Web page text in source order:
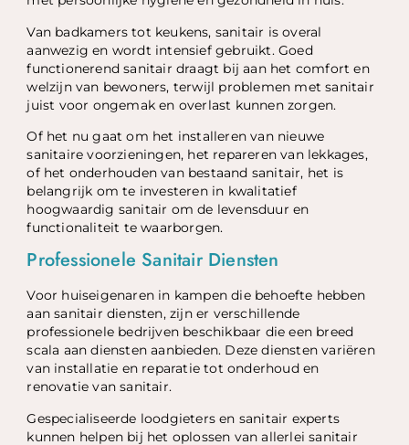
Van badkamers tot keukens, sanitair is overal
aanwezig en wordt intensief gebruikt. Goed
functionerend sanitair draagt bij aan het comfort en
welzijn van bewoners, terwijl problemen met sanitair
juist voor ongemak en overlast kunnen zorgen.
Of het nu gaat om het installeren van nieuwe
sanitaire voorzieningen, het repareren van lekkages,
of het onderhouden van bestaand sanitair, het is
belangrijk om te investeren in kwalitatief
hoogwaardig sanitair om de levensduur en
functionaliteit te waarborgen.
Professionele Sanitair Diensten
Voor huiseigenaren in kampen die behoefte hebben
aan sanitair diensten, zijn er verschillende
professionele bedrijven beschikbaar die een breed
scala aan diensten aanbieden. Deze diensten variëren
van installatie en reparatie tot onderhoud en
renovatie van sanitair.
Gespecialiseerde loodgieters en sanitair experts
kunnen helpen bij het oplossen van allerlei sanitair